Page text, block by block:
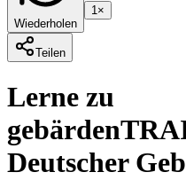
Wiederholen
1×
Teilen
Lerne zu
gebärden
Deutscher